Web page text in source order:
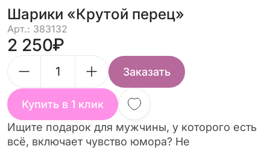
Шарики «Крутой перец»
Арт.: 383132
2 250
Заказать
Купить в 1 клик
Ищите подарок для мужчины, у которого есть
всё, включает чувство юмора? Не